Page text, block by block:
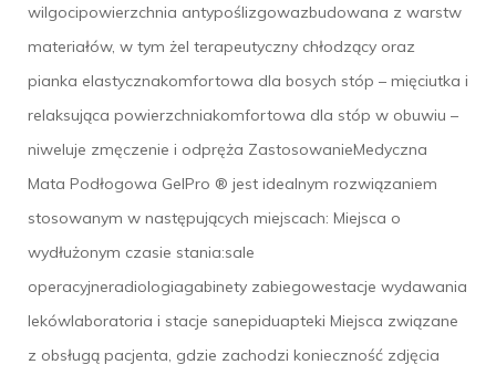
wilgocipowierzchnia antypoślizgowazbudowana z warstw
materiałów, w tym żel terapeutyczny chłodzący oraz
pianka elastycznakomfortowa dla bosych stóp – mięciutka i
relaksująca powierzchniakomfortowa dla stóp w obuwiu –
niweluje zmęczenie i odpręża ZastosowanieMedyczna
Mata Podłogowa GelPro ® jest idealnym rozwiązaniem
stosowanym w następujących miejscach: Miejsca o
wydłużonym czasie stania:sale
operacyjneradiologiagabinety zabiegowestacje wydawania
lekówlaboratoria i stacje sanepiduapteki Miejsca związane
z obsługą pacjenta, gdzie zachodzi konieczność zdjęcia